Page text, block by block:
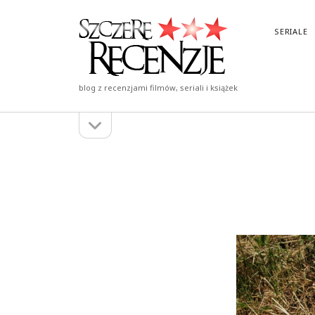
Szczere
Recenzje
blog z recenzjami filmów, seriali i książek
SERIALE
pasek